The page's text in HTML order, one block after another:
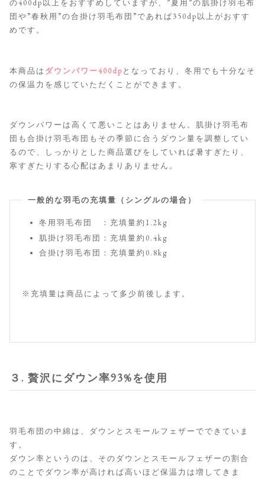
の400dp以上をおすすめしていますが、”夏用”の肌掛け羽毛布
団や”春秋用”の合掛け羽毛布団”であれば350dp以上がおすす
めです。
本商品は ダウンパワー400dpとなっており、冬用でも十分なそ
の保温力を感じていただくことができます。
ダウンパワーは高くて悪いことはありません。肌掛け羽毛布
団も合掛け羽毛布団もその季節に合うダウン量を調整してい
るので、しっかりとした商品選びをしていれば暑すぎたり、
寒すぎたりする心配はあまりありません。
一般的な羽毛の充填量（シングルの場合）
冬用羽毛布団 ：充填量約1.2kg
肌掛け羽毛布団：充填量約0.4kg
合掛け羽毛布団：充填量約0.8kg
※充填量は商品によって多少前後します。
３. 贅沢にダウン率93%を使用
羽毛布団の中綿は、ダウンとスモールフェザーでできていま
す。
ダウン率というのは、そのダウンとスモールフェザーの割合
のことでダウン率が高ければ高いほど保温力は増してきま